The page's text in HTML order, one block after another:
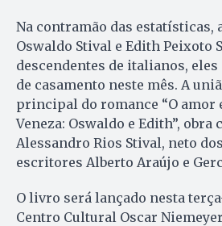
Na contramão das estatísticas,
Oswaldo Stival e Edith Peixoto
descendentes de italianos,
de casamento neste mês. A
principal do romance “O amor
Veneza: Oswaldo e Edith”,
Alessandro Rios Stival, neto
escritores Alberto Araújo e
O livro será lançado nesta
Centro Cultural Oscar